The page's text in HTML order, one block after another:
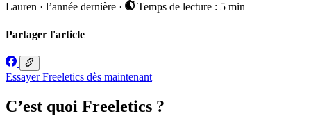
Lauren · l’année dernière · Temps de lecture : 5 min
Partager l'article
Essayer Freeletics dès maintenant
C’est quoi Freeletics ?